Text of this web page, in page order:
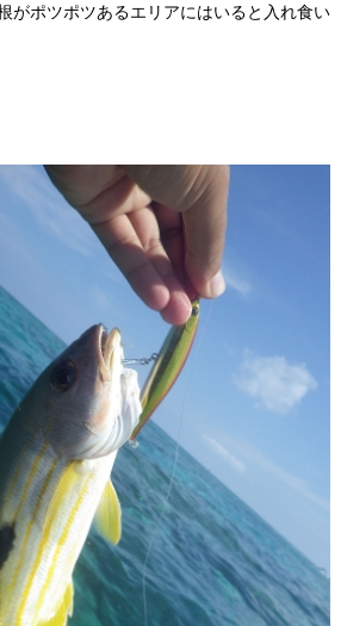
がポツポツあるエリアにはいると入れ食い